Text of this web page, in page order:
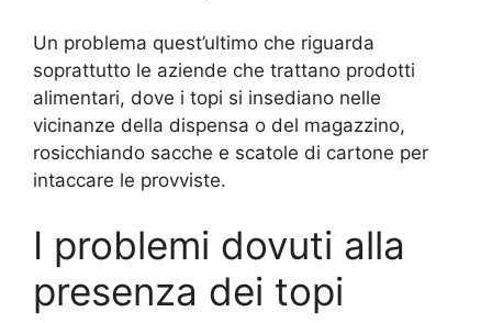
Un problema quest’ultimo che riguarda
soprattutto le aziende che trattano prodotti
alimentari, dove i topi si insediano nelle
vicinanze della dispensa o del magazzino,
rosicchiando sacche e scatole di cartone per
intaccare le provviste.
I problemi dovuti alla
presenza dei topi